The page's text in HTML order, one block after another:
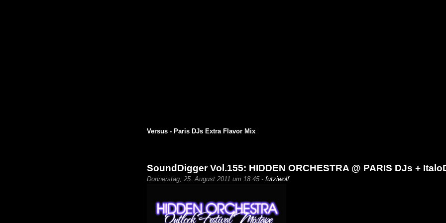
Versus - Paris DJs Extra Flavor Mix
SoundDigger Vol.155: HIDDEN ORCHESTRA @ PARIS DJs +
Donnerstag, 25. August 2011 um 18:45 - futziwolf